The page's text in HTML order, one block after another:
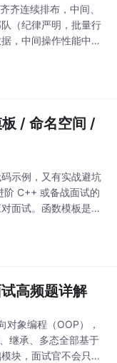
齐连续排布，中间、
（纪律严明，批量行
，中间操作性能中
历效率极差散兵游勇
/ 命名空间 /
示例，又有实战避坑
阶 C++ 或备战面试的
面试。函数模板是泛
仅分析表达式的类
高频题详解
对象编程（OOP），
继承、多态全部基于
块，面试官不会只考